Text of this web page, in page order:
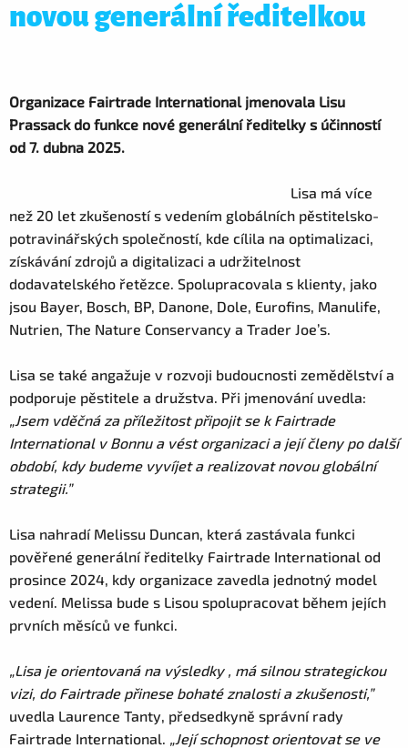
novou generální ředitelkou
Organizace Fairtrade International jmenovala Lisu
Prassack do funkce nové generální ředitelky s účinností
od 7. dubna 2025.
Lisa má více
než 20 let zkušeností s vedením globálních pěstitelsko-
potravinářských společností, kde cílila na optimalizaci,
získávání zdrojů a digitalizaci a udržitelnost
dodavatelského řetězce. Spolupracovala s klienty, jako
jsou Bayer, Bosch, BP, Danone, Dole, Eurofins, Manulife,
Nutrien, The Nature Conservancy a Trader Joe’s.
Lisa se také angažuje v rozvoji budoucnosti zemědělství a
podporuje pěstitele a družstva. Při jmenování uvedla:
„Jsem vděčná za příležitost připojit se k Fairtrade
International v Bonnu a vést organizaci a její členy po další
období, kdy budeme vyvíjet a realizovat novou globální
strategii.”
Lisa nahradí Melissu Duncan, která zastávala funkci
pověřené generální ředitelky Fairtrade International od
prosince 2024, kdy organizace zavedla jednotný model
vedení. Melissa bude s Lisou spolupracovat během jejích
prvních měsíců ve funkci.
„Lisa je orientovaná na výsledky , má silnou strategickou
vizi, do Fairtrade přinese bohaté znalosti a zkušenosti,”
uvedla Laurence Tanty, předsedkyně správní rady
Fairtrade International. „Její schopnost orientovat se ve